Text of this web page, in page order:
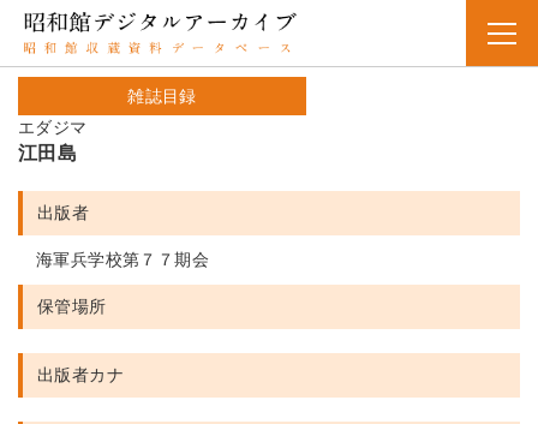
雑誌目録
エダジマ
江田島
出版者
海軍兵学校第７７期会
保管場所
出版者カナ